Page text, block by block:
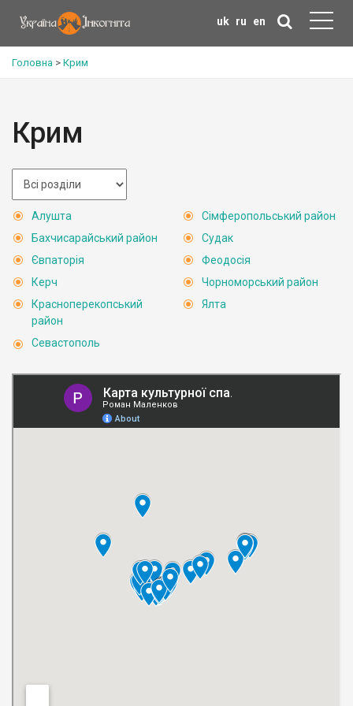
uk ru en
Головна > Крим
Крим
Алушта
Бахчисарайський район
Євпаторія
Керч
Красноперекопський
район
Севастополь
Сімферопольський район
Судак
Феодосія
Чорноморський район
Ялта